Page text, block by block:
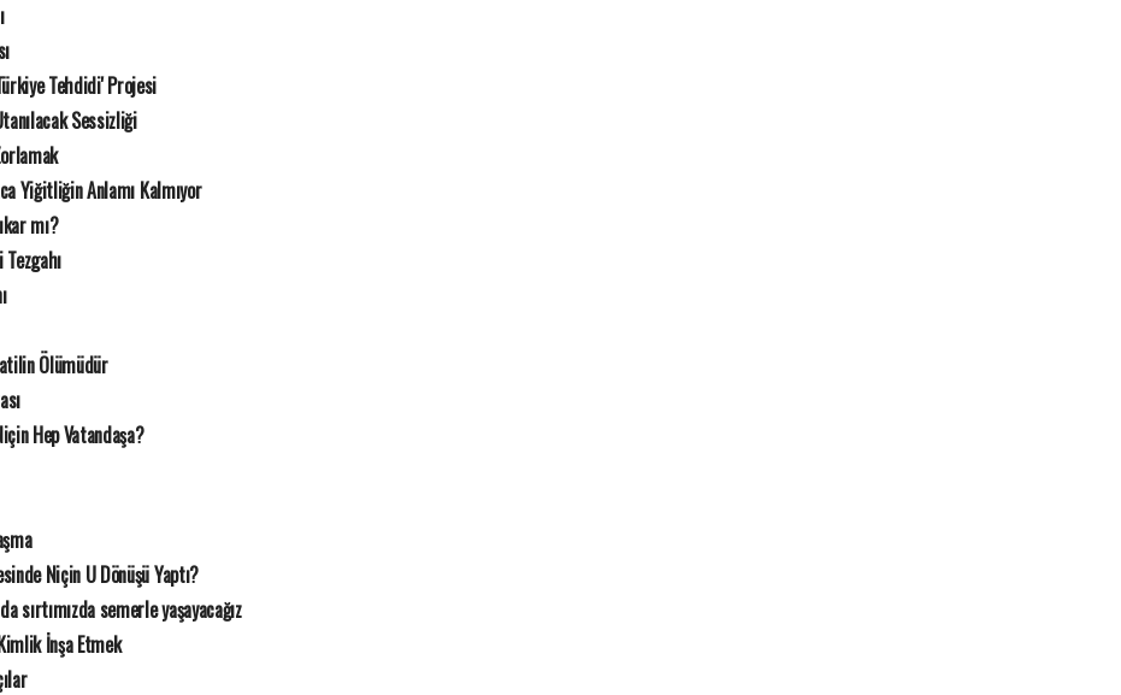
Tehdidi' Projesi
Sessizliği
Yiğitliğin Anlamı Kalmıyor
mı?
Ölümüdür
Hep Vatandaşa?
Niçin U Dönüşü Yaptı?
sırtımızda semerle yaşayacağız
İnşa Etmek